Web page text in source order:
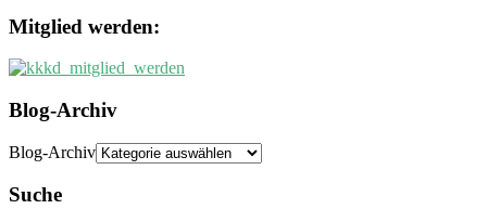
Mitglied werden:
Blog-Archiv
Blog-Archiv
Suche